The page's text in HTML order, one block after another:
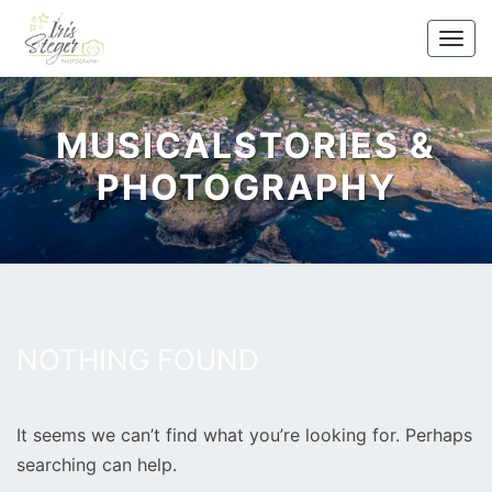
Skip
content
MUSICALSTORIES &
PHOTOGRAPHY
It seems we can’t find what you’re looking for. Perhaps
searching can help.